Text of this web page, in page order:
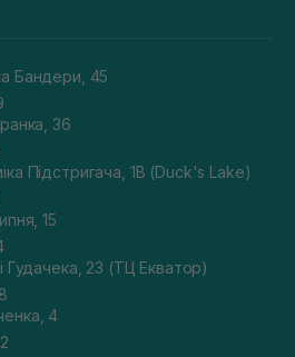
Бандери, 45
36
Підстригача, 1В (Duck's Lake)
15
Гудачека, 23 (ТЦ Екватор)
4